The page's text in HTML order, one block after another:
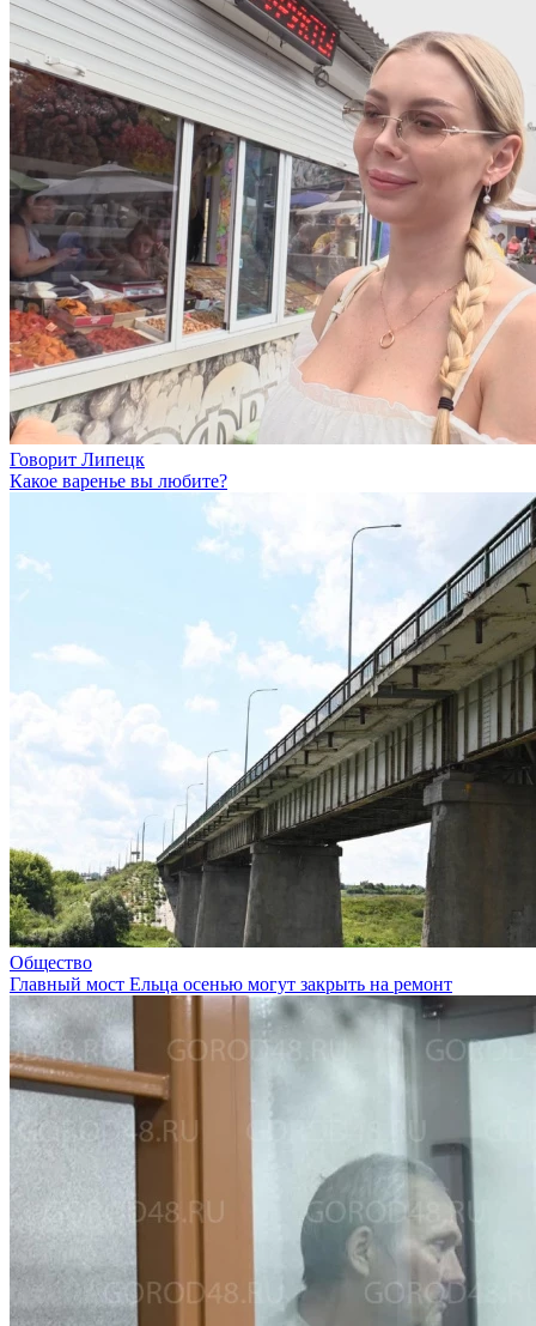
Говорит Липецк
Какое варенье вы любите?
Общество
Главный мост Ельца осенью могут закрыть на ремонт